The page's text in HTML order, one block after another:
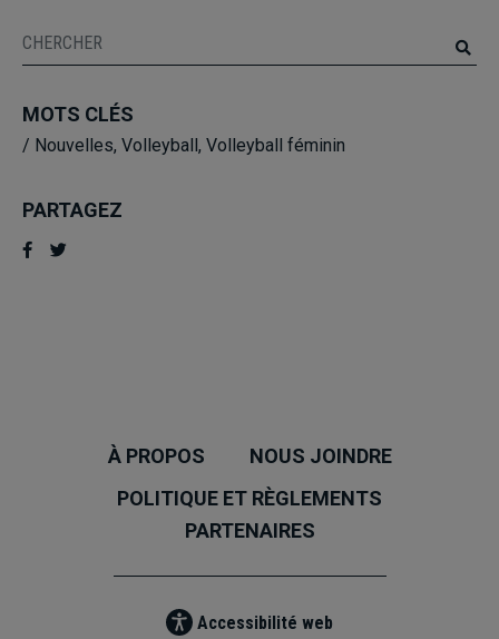
MOTS CLÉS
/ Nouvelles, Volleyball, Volleyball féminin
PARTAGEZ
À PROPOS
NOUS JOINDRE
POLITIQUE ET RÈGLEMENTS
PARTENAIRES
Accessibilité web